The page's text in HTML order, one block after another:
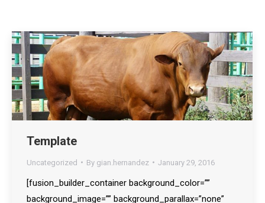
Template
Uncategorized By gian.hernandez January 29, 2016
[fusion_builder_container background_color=””
background_image=”” background_parallax=”none”